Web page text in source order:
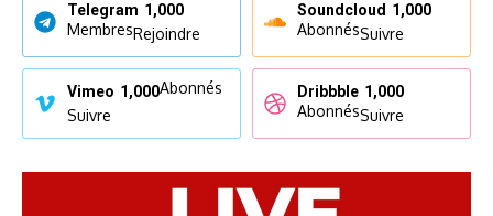
Telegram 1,000
MembresRejoindre
Soundcloud 1,000
AbonnésSuivre
Vimeo 1,000Abonnés
Suivre
Dribbble 1,000
AbonnésSuivre